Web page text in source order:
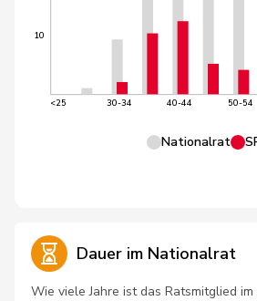
10
<25 30-34 40-44 50-54
Nationalrat
Dauer im Nationalrat
Wie viele Jahre ist das Ratsmitglied im